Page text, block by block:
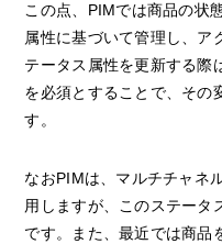
この点、PIMでは商品の状
属性に基づいて管理し、ア
テータス属性を更新する
を必須とすることで、その
す。
なおPIMは、マルチチャネ
用しますが、このステータ
です。また、最近では商品